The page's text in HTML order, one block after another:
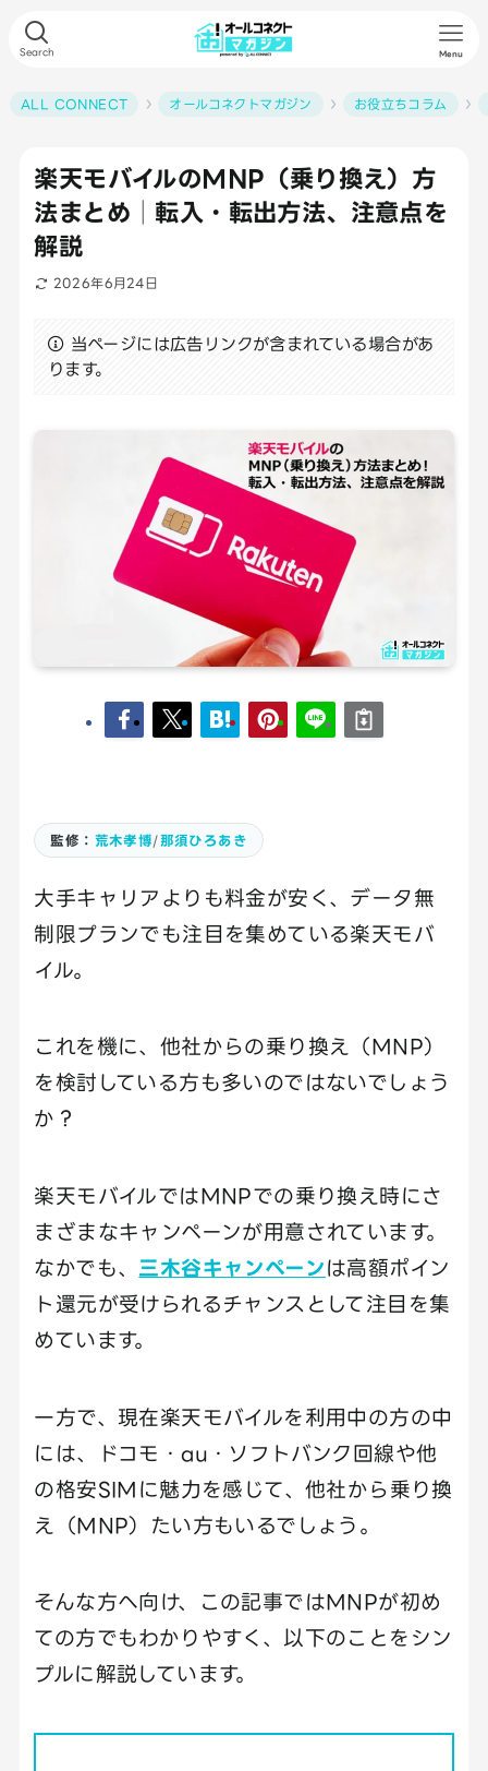
Search Menu
ALL CONNECT オールコネクトマガジン お役立ちコラム
楽天モバイルのMNP（乗り換え）方
法まとめ│転入・転出方法、注意点を
解説
2026年6月24日
当ページには広告リンクが含まれている場合があ
ります。
監修： 荒木孝博/那須ひろあき
大手キャリアよりも料金が安く、データ無
制限プランでも注目を集めている楽天モバ
イル。
これを機に、他社からの乗り換え（MNP）
を検討している方も多いのではないでしょう
か？
楽天モバイルではMNPでの乗り換え時にさ
まざまなキャンペーンが用意されています。
なかでも、 三木谷キャンペーンは高額ポイン
ト還元が受けられるチャンスとして注目を集
めています。
一方で、現在楽天モバイルを利用中の方の中
には、ドコモ・au・ソフトバンク回線や他
の格安SIMに魅力を感じて、他社から乗り換
え（MNP）たい方もいるでしょう。
そんな方へ向け、この記事ではMNPが初め
ての方でもわかりやすく、以下のことをシン
プルに解説しています。